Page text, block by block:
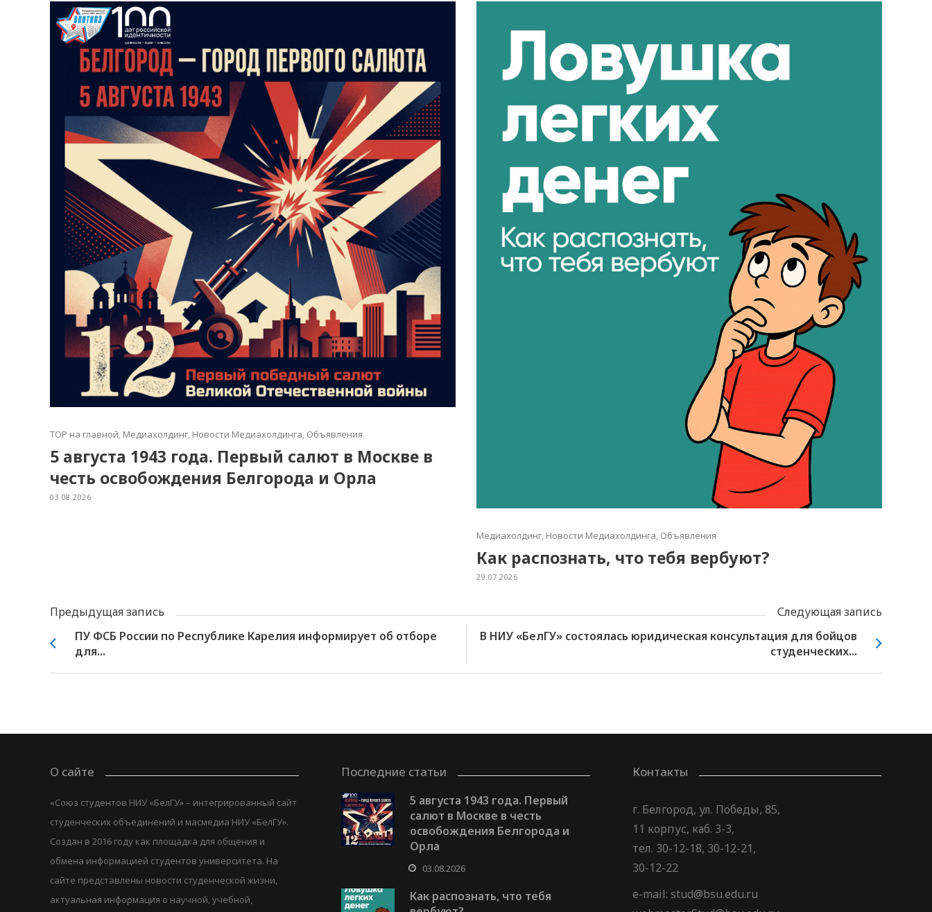
TOP на главной Медиахолдинг Новости Медиахолдинга Объявления
5 августа 1943 года. Первый салют в Москве в
честь освобождения Белгорода и Орла
03.08.2026
Медиахолдинг, Новости Медиахолдинга, Объявления
Как распознать, что тебя вербуют?
29.07.2026
Предыдущая запись
Следующая запись
ПУ ФСБ России по Республике Карелия информирует об отборе
для...
В НИУ «БелГУ» состоялась юридическая консультация для бойцов
студенческих...
О сайте
«Союз студентов НИУ «БелГУ» – интегрированный сайт
студенческих объединений и масмедиа НИУ «БелГУ».
Создан в 2016 году как площадка для общения и
обмена информацией студентов университета. На
сайте представлены новости студенческой жизни,
актуальная информация о научной, учебной,
Последние статьи
5 августа 1943 года. Первый
салют в Москве в честь
освобождения Белгорода и
Орла
03.08.2026
Как распознать, что тебя
Контакты
г. Белгород, ул. Победы, 85,
11 корпус, каб. 3-3,
тел. 30-12-18, 30-12-21,
30-12-22
e-mail: stud@bsu.edu.ru